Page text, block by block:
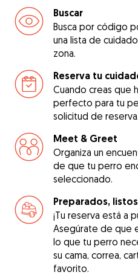
Buscar
Busca por código
una lista de
zona.
Reserva tu
Cuando creas que
perfecto para tu
solicitud de reserva.
Meet & Greet
Organiza un
de que tu perro
seleccionado.
Preparados,
¡Tu reserva está a
Asegúrate de que
lo que tu perro
su cama, correa,
favorito.